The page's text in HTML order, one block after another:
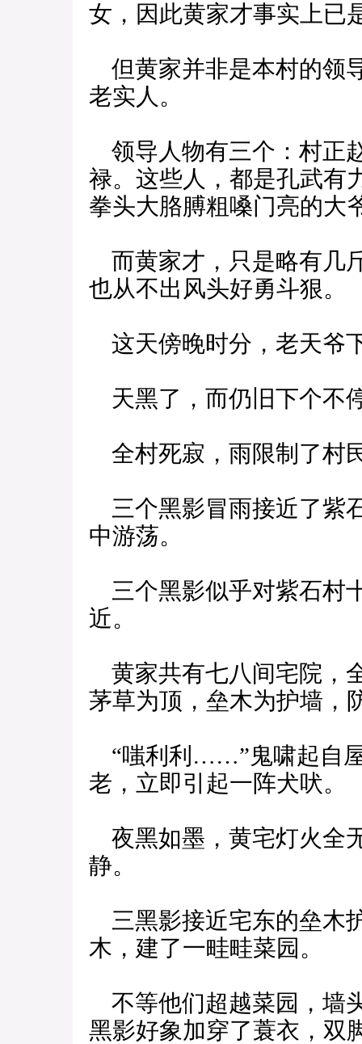
女，因此黄家才事实上已
但黄家并非是本村的领
老实人。
领导人物有三个：村正
禄。这些人，都是孔武有
拳头大胳膊粗嗓门亮的大
而黄家才，只是略有几
也从不出风头好勇斗狠。
这天傍晚时分，老天爷
天黑了，而仍旧下个不
全村死寂，雨限制了村
三个黑影冒雨接近了紫
中游荡。
三个黑影似乎对紫石村
近。
黄家共有七八间宅院，
茅草为顶，垒木为护墙，
“嗤利利……”鬼啸起自
老，立即引起一阵犬吠。
夜黑如墨，黄宅灯火全
静。
三黑影接近宅东的垒木
木，建了一畦畦菜园。
不等他们超越菜园，墙
黑影好象加穿了蓑衣，双